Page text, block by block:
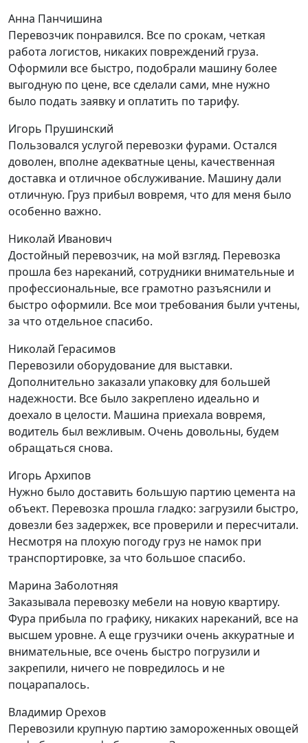
Анна Панчишина
Перевозчик понравился. Все по срокам, четкая
работа логистов, никаких повреждений груза.
Оформили все быстро, подобрали машину более
выгодную по цене, все сделали сами, мне нужно
было подать заявку и оплатить по тарифу.
Игорь Прушинский
Пользовался услугой перевозки фурами. Остался
доволен, вполне адекватные цены, качественная
доставка и отличное обслуживание. Машину дали
отличную. Груз прибыл вовремя, что для меня было
особенно важно.
Николай Иванович
Достойный перевозчик, на мой взгляд. Перевозка
прошла без нареканий, сотрудники внимательные и
профессиональные, все грамотно разъяснили и
быстро оформили. Все мои требования были учтены,
за что отдельное спасибо.
Николай Герасимов
Перевозили оборудование для выставки.
Дополнительно заказали упаковку для большей
надежности. Все было закреплено идеально и
доехало в целости. Машина приехала вовремя,
водитель был вежливым. Очень довольны, будем
обращаться снова.
Игорь Архипов
Нужно было доставить большую партию цемента на
объект. Перевозка прошла гладко: загрузили быстро,
довезли без задержек, все проверили и пересчитали.
Несмотря на плохую погоду груз не намок при
транспортировке, за что большое спасибо.
Марина Заболотняя
Заказывала перевозку мебели на новую квартиру.
Фура прибыла по графику, никаких нареканий, все на
высшем уровне. А еще грузчики очень аккуратные и
внимательные, все очень быстро погрузили и
закрепили, ничего не повредилось и не
поцарапалось.
Владимир Орехов
Перевозили крупную партию замороженных овощей